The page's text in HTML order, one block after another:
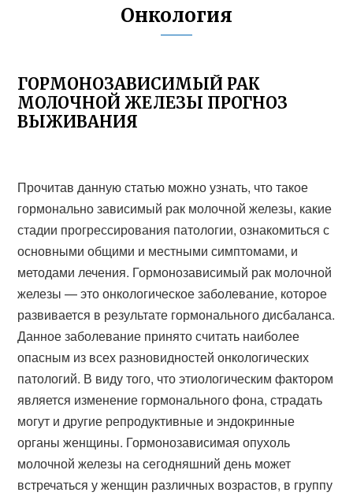
Онкология
ГОРМОНОЗАВИСИМЫЙ РАК
МОЛОЧНОЙ ЖЕЛЕЗЫ ПРОГНОЗ
ВЫЖИВАНИЯ
Прочитав данную статью можно узнать, что такое
гормонально зависимый рак молочной железы, какие
стадии прогрессирования патологии, ознакомиться с
основными общими и местными симптомами, и
методами лечения. Гормонозависимый рак молочной
железы — это онкологическое заболевание, которое
развивается в результате гормонального дисбаланса.
Данное заболевание принято считать наиболее
опасным из всех разновидностей онкологических
патологий. В виду того, что этиологическим фактором
является изменение гормонального фона, страдать
могут и другие репродуктивные и эндокринные
органы женщины. Гормонозависимая опухоль
молочной железы на сегодняшний день может
встречаться у женщин различных возрастов, в группу